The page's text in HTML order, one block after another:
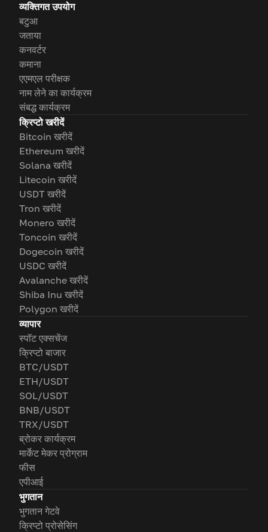
व्यक्तिगत उपयोग
बटुआ
जताया
कनवर्टर
कमाना
एएमएल परीक्षक
नाम लेने का कार्यक्रम
संबद्ध कार्यक्रम
क्रिप्टो खरीदें
Bitcoin खरीदें
Ethereum खरीदें
Solana खरीदें
Litecoin खरीदें
USDT खरीदें
Tron खरीदें
Monero खरीदें
Toncoin खरीदें
Dogecoin खरीदें
USDC खरीदें
Avalanche खरीदें
Shiba Inu खरीदें
Polygon खरीदें
व्यापार
स्पॉट एक्सचेंज
क्रिप्टो बाजार
BTC/USDT
ETH/USDT
SOL/USDT
BNB/USDT
TRX/USDT
ब्रोकर कार्यक्रम
मार्केट मेकर प्रोग्राम
फीस
एपीआई
भुगतान
भुगतान गेटवे
क्रिप्टो प्रोसेसिंग